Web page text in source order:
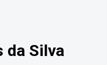
da Silva